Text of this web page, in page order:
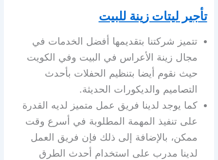
تأجير ليتات زينة للبيت
تتميز شركتنا بتقديمها أفضل الخدمات في
مجال زينة الأعراس في البيت وفي الكويت
حيث نقوم أيضا بتنظيم الحفلات بأحدث
التصاميم والديكورات الحديثة.
كما يوجد لدينا فريق عمل متميز لديه القدرة
على تنفيذ المهمة المطلوبة في أسرع وقت
ممكن، بالإضافة إلى ذلك فإن فريق العمل
لدينا مدرب على استخدام أحدث الطرق